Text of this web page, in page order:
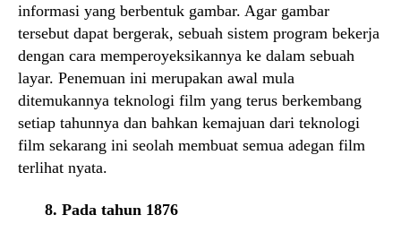
informasi yang berbentuk gambar. Agar gambar
tersebut dapat bergerak, sebuah sistem program bekerja
dengan cara memperoyeksikannya ke dalam sebuah
layar. Penemuan ini merupakan awal mula
ditemukannya teknologi film yang terus berkembang
setiap tahunnya dan bahkan kemajuan dari teknologi
film sekarang ini seolah membuat semua adegan film
terlihat nyata.
8. Pada tahun 1876